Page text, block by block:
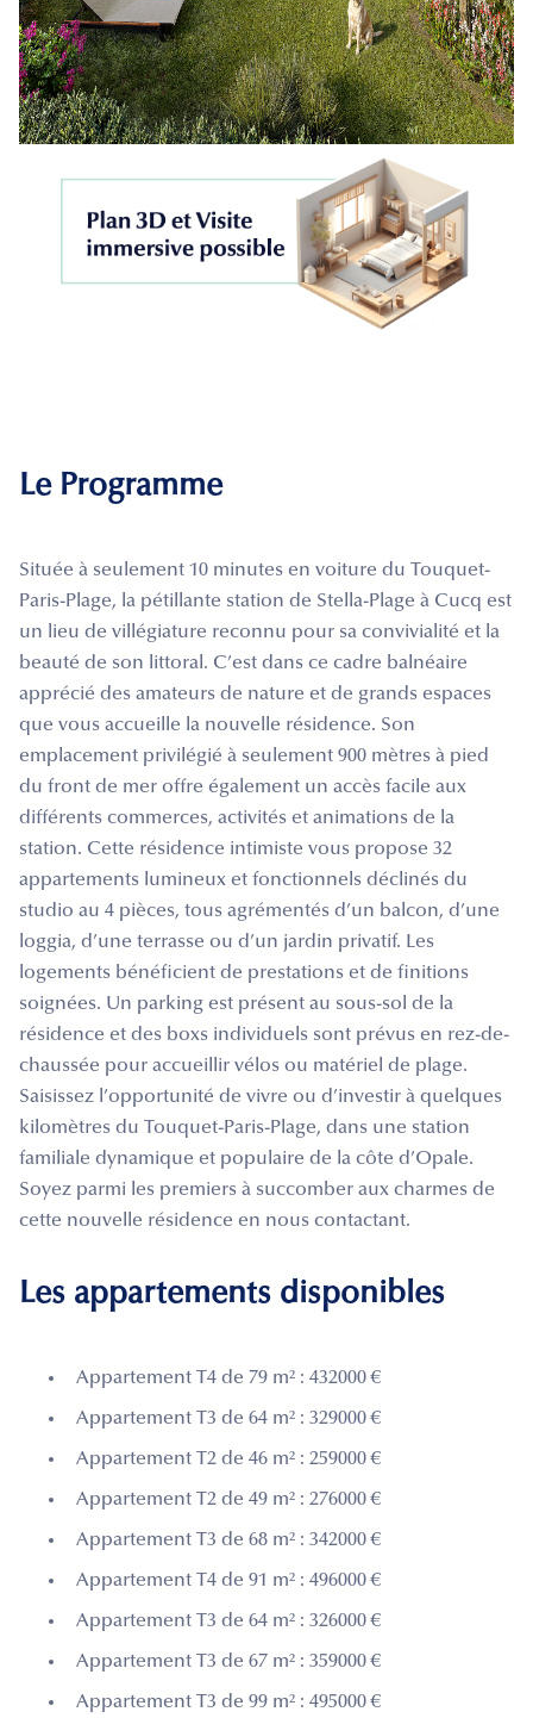
Le Programme
Située à seulement 10 minutes en voiture du Touquet-
Paris-Plage, la pétillante station de Stella-Plage à Cucq est
un lieu de villégiature reconnu pour sa convivialité et la
beauté de son littoral. C’est dans ce cadre balnéaire
apprécié des amateurs de nature et de grands espaces
que vous accueille la nouvelle résidence. Son
emplacement privilégié à seulement 900 mètres à pied
du front de mer offre également un accès facile aux
différents commerces, activités et animations de la
station. Cette résidence intimiste vous propose 32
appartements lumineux et fonctionnels déclinés du
studio au 4 pièces, tous agrémentés d’un balcon, d’une
loggia, d’une terrasse ou d’un jardin privatif. Les
logements bénéficient de prestations et de finitions
soignées. Un parking est présent au sous-sol de la
résidence et des boxs individuels sont prévus en rez-de-
chaussée pour accueillir vélos ou matériel de plage.
Saisissez l’opportunité de vivre ou d’investir à quelques
kilomètres du Touquet-Paris-Plage, dans une station
familiale dynamique et populaire de la côte d’Opale.
Soyez parmi les premiers à succomber aux charmes de
cette nouvelle résidence en nous contactant.
Les appartements disponibles
Appartement T4 de 79 m² : 432000 €
Appartement T3 de 64 m² : 329000 €
Appartement T2 de 46 m² : 259000 €
Appartement T2 de 49 m² : 276000 €
Appartement T3 de 68 m² : 342000 €
Appartement T4 de 91 m² : 496000 €
Appartement T3 de 64 m² : 326000 €
Appartement T3 de 67 m² : 359000 €
Appartement T3 de 99 m² : 495000 €